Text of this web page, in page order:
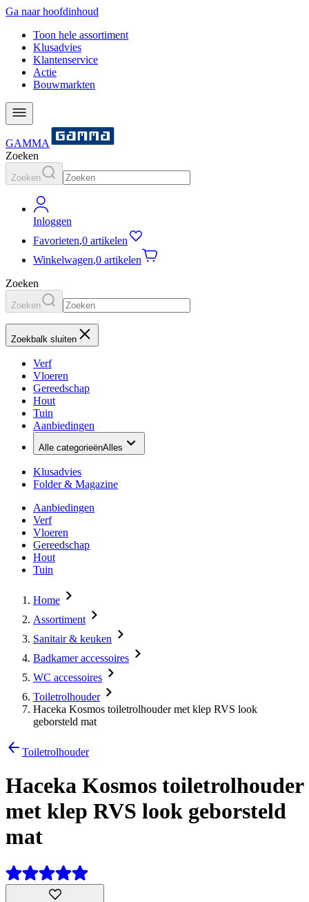
Ga naar hoofdinhoud
Toon hele assortiment
Klusadvies
Klantenservice
Actie
Bouwmarkten
GAMMA
Zoeken
Zoeken
Inloggen
Favorieten,0 artikelen
Winkelwagen,0 artikelen
Zoeken
Zoeken
Zoekbalk sluiten
Verf
Vloeren
Gereedschap
Hout
Tuin
Aanbiedingen
Alle categorieënAlles
Klusadvies
Folder & Magazine
Aanbiedingen
Verf
Vloeren
Gereedschap
Hout
Tuin
Home
Assortiment
Sanitair & keuken
Badkamer accessoires
WC accessoires
Toiletrolhouder
Haceka Kosmos toiletrolhouder met klep RVS look
geborsteld mat
Toiletrolhouder
Haceka Kosmos toiletrolhouder
met klep RVS look geborsteld
mat